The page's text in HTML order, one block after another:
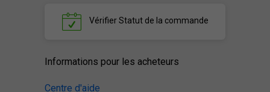
VérifierStatut de la commande
Informations pour les acheteurs
Centre d'aide